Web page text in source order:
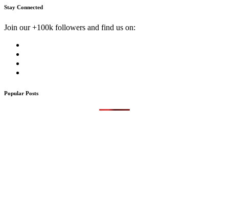
Stay Connected
Join our +100k followers and find us on:
Popular Posts